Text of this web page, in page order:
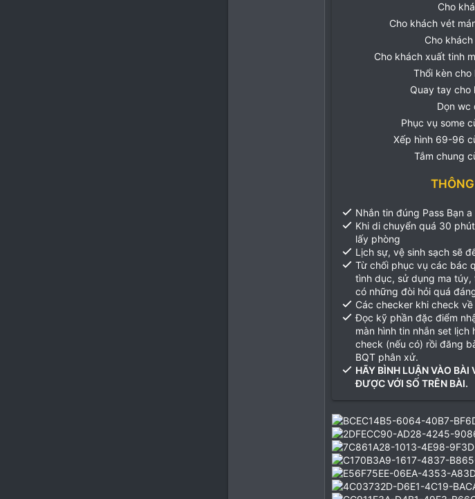
Cho
Cho khách vét
Cho
Cho khách xuất tinh
Thổi kèn cho
Quay tay cho
Dọn wc
Phục vụ some
Xếp hình 69-96
Tắm chung
Nhắn tin đúng Pass Bạn a
Khi di chuyển quá 30
lấy phòng
Lịch sự, vệ sinh sạch sẽ
Từ chối phục vụ các bác
tình dục, sử dụng ma
có những đòi hỏi quá
Các checker khi check
Đọc kỹ phần đặc điểm
màn hình tin nhắn set
check (nếu có) rồi đăng
BQT phân xử.
HÃY BÌNH LUẬN VÀO BÀI
ĐƯỢC VỚI SỐ TRÊN BÀI.